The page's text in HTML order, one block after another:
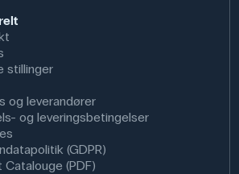
stillinger
og leverandører
og leveringsbetingelser
(GDPR)
Catalouge (PDF)